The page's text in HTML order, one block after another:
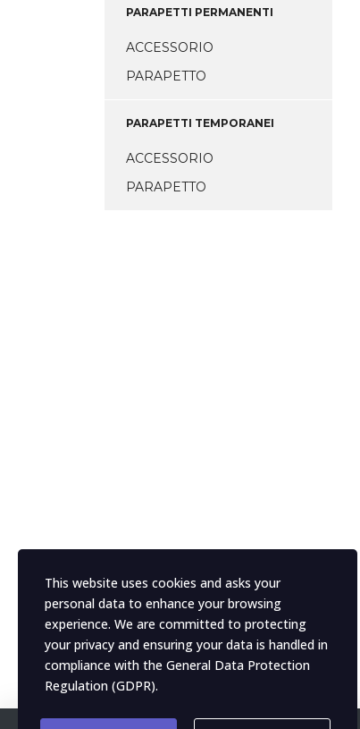
PARAPETTI PERMANENTI
ACCESSORIO
PARAPETTO
PARAPETTI TEMPORANEI
ACCESSORIO
PARAPETTO
This website uses cookies and asks your
personal data to enhance your browsing
experience. We are committed to protecting
your privacy and ensuring your data is handled in
compliance with the General Data Protection
Regulation (GDPR).